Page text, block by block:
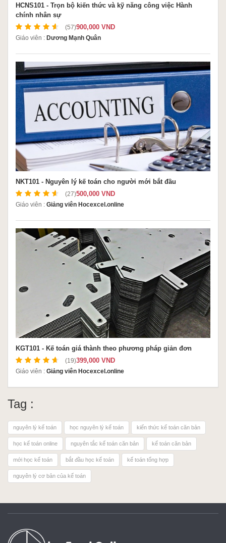
HCNS101 - Trọn bộ kiến thức và kỹ năng công việc Hành
chính nhân sự
(57)900,000 VND
Giáo viên : Dương Mạnh Quân
NKT101 - Nguyên lý kế toán cho người mới bắt đầu
(27)500,000 VND
Giáo viên : Giảng viên Hocexcel.online
KGT101 - Kế toán giá thành theo phương pháp giản đơn
(19)399,000 VND
Giáo viên : Giảng viên Hocexcel.online
Tag :
nguyên lý kế toán học nguyên lý kế toán kiến thức kế toán căn bản
học kế toán online nguyên tắc kế toán căn bản kế toán căn bản
mới học kế toán bắt đầu học kế toán kế toán tổng hợp
nguyên lý cơ bản của kế toán